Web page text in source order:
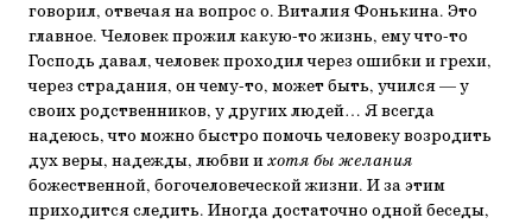
говорил, отвечая на вопрос о. Виталия Фонькина. Это
главное. Человек прожил какую-то жизнь, ему что-то
Господь давал, человек проходил через ошибки и грехи,
через страдания, он чему-то, может быть, учился — у
своих родственников, у других людей… Я всегда
надеюсь, что можно быстро помочь человеку возродить
дух веры, надежды, любви ихотя бы желания
божественной, богочеловеческой жизни. И за этим
приходится следить. Иногда достаточно одной беседы,